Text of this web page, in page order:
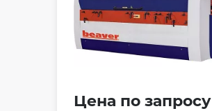
Цена по запросу